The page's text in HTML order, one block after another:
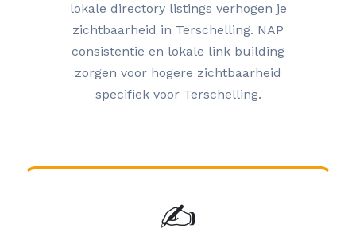
lokale directory listings verhogen je
zichtbaarheid in Terschelling. NAP
consistentie en lokale link building
zorgen voor hogere zichtbaarheid
specifiek voor Terschelling.
✍️